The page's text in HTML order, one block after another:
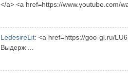
</a> <a href=https://www.youtube.com/
LedesireLit:<a href=https://goo-gl.ru/
Выдерж ...